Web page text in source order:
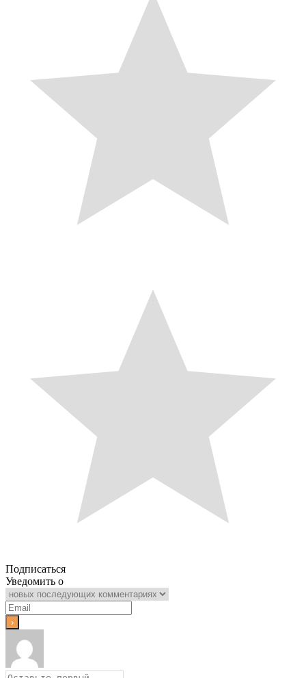
Подписаться
Уведомить о